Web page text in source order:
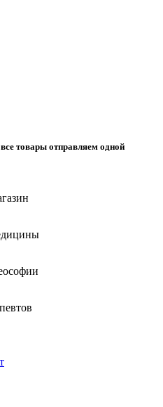
товары отправляем одной